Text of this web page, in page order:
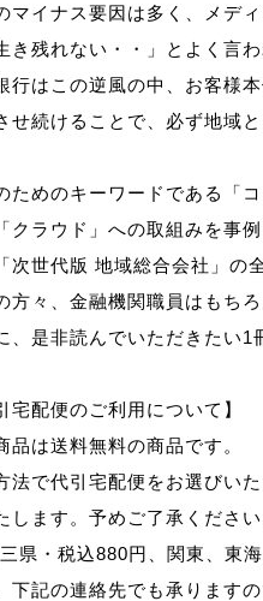
マイナス要因は多く、メデ
き残れない・・」とよく言わ
行はこの逆風の中、お客様
せ続けることで、必ず地域
ためのキーワードである「
クラウド」への取組みを事
次世代版 地域総合会社」の
方々、金融機関職員はもち
、是非読んでいただきたい1
宅配便のご利用について】
品は送料無料の商品です。
法で代引宅配便をお選びい
します。予めご了承ください
県・税込880円、関東、東
下記の連絡先でも承ります